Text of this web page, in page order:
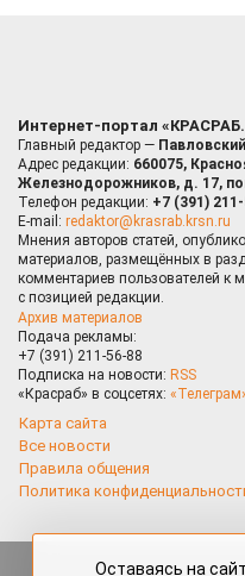
Интернет-портал
Главный редактор —
Адрес редакции: 660075,
Железнодорожников, д. 17,
Телефон редакции: +7 (391)
E-mail: redaktor@krasrab.krsn.ru
Мнения авторов статей,
материалов, размещённых в
комментариев пользователей к
с позицией редакции.
Архив материалов
Подача рекламы:
+7 (391) 211-56-88
Подписка на новости: RSS
«Красраб» в соцсетях:
Карта сайта
Все новости
Правила общения
Политика
Оставаясь на